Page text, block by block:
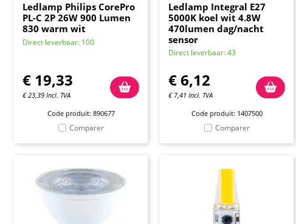
Ledlamp Philips CorePro
PL-C 2P 26W 900 Lumen
830 warm wit
Direct leverbaar: 100
€ 19,33
€23,39 Incl. TVA
Code produit: 890677
Comparer
Ledlamp Integral E27
5000K koel wit 4.8W
470lumen dag/nacht
sensor
Direct leverbaar: 43
€6,12
€ 7,41 Incl. TVA
Code produit: 1407500
Comparer